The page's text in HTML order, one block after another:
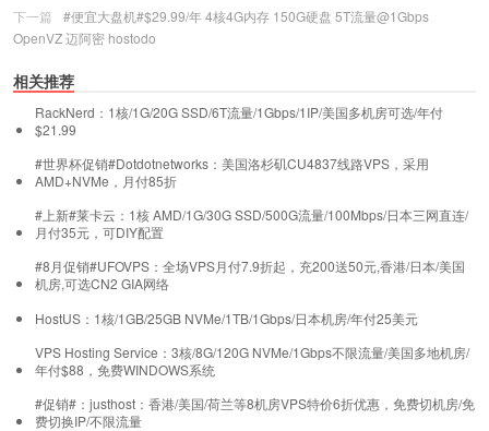
下一篇
#便宜大盘机#$29.99/年 4核4G内存 150G硬盘 5T流量@1Gbps
OpenVZ 迈阿密 hostodo
相关推荐
RackNerd：1核/1G/20G SSD/6T流量/1Gbps/1IP/美国多机房可选/年付
$21.99
#世界杯促销#Dotdotnetworks：美国洛杉矶CU4837线路VPS，采用
AMD+NVMe，月付85折
#上新#莱卡云：1核 AMD/1G/30G SSD/500G流量/100Mbps/日本三网直连/
月付35元，可DIY配置
#8月促销#UFOVPS：全场VPS月付7.9折起，充200送50元,香港/日本/美国
机房,可选CN2 GIA网络
HostUS：1核/1GB/25GB NVMe/1TB/1Gbps/日本机房/年付25美元
VPS Hosting Service：3核/8G/120G NVMe/1Gbps不限流量/美国多地机房/
年付$88，免费WINDOWS系统
#促销#：justhost：香港/美国/荷兰等8机房VPS特价6折优惠，免费切机房/免
费切换IP/不限流量